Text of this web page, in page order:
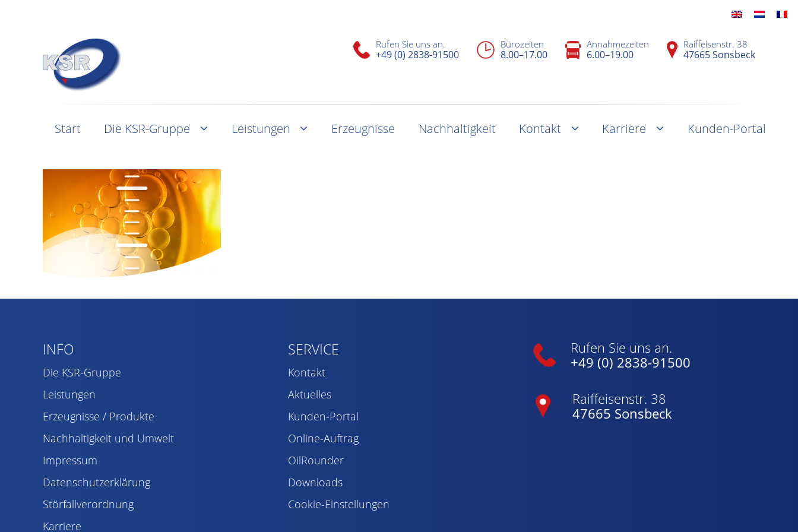
Rufen Sie uns an.
+49 (0) 2838-91500
Bürozeiten
8.00–17.00
Annahmezeiten
6.00–19.00
Raiffeisenstr. 38
47665 Sonsbeck
Start Die KSR-Gruppe Leistungen Erzeugnisse Nachhaltigkeit Kontakt Karriere Kunden-Portal
INFO
Die KSR-Gruppe
Leistungen
Erzeugnisse / Produkte
Nachhaltigkeit und Umwelt
Impressum
Datenschutzerklärung
Störfallverordnung
Karriere
SERVICE
Kontakt
Aktuelles
Kunden-Portal
Online-Auftrag
OilRounder
Downloads
Cookie-Einstellungen
Rufen Sie uns an.
+49 (0) 2838-91500
Raiffeisenstr. 38
47665 Sonsbeck